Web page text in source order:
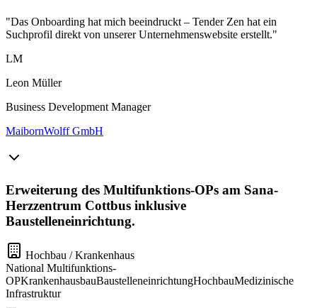
"Das Onboarding hat mich beeindruckt – Tender Zen hat ein
Suchprofil direkt von unserer Unternehmenswebsite erstellt."
LM
Leon Müller
Business Development Manager
MaibornWolff GmbH
Erweiterung des Multifunktions-OPs am Sana-
Herzzentrum Cottbus inklusive
Baustelleneinrichtung.
Hochbau / Krankenhaus
National Multifunktions-
OPKrankenhausbauBaustelleneinrichtungHochbauMedizinische
Infrastruktur